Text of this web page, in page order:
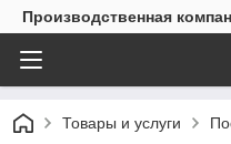
Производственная
Товары и услуги